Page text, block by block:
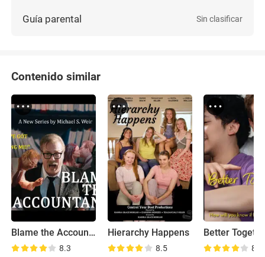
Guía parental Sin clasificar
Contenido similar
Blame the Accountant!
8.3
Hierarchy Happens
8.5
Better
8.5